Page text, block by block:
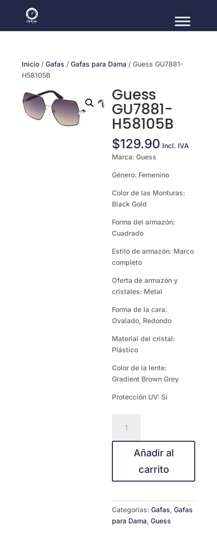
Inicio/ Gafas / Gafas para Dama / Guess GU7881-
H58105B
Guess
GU7881-
H58105B
$129.90 Incl. IVA
Marca: Guess
Género: Femenino
Color de las Monturas:
Black Gold
Forma del armazón:
Cuadrado
Estilo de armazón: Marco
completo
Oferta de armazón y
cristales: Metal
Forma de la cara:
Ovalado, Redondo
Material del cristal:
Plástico
Color de la lente:
Gradient Brown Grey
Protección UV: Si
GU7881-
H58105B
cantidadAñadir al
carrito
Categorías:Gafas,Gafas
para Dama,Guess